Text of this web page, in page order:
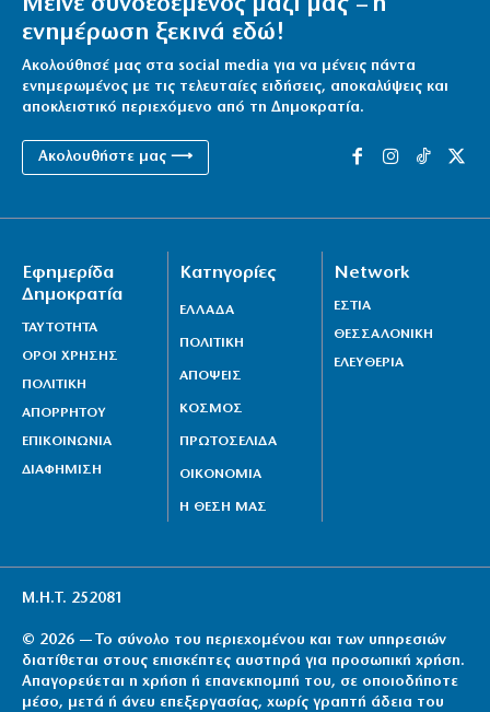
ενημέρωση ξεκινά εδώ!
Ακολούθησέ μας στα social media για να μένεις πάντα
ενημερωμένος με τις τελευταίες ειδήσεις, αποκαλύψεις και
αποκλειστικό περιεχόμενο από τη Δημοκρατία.
Ακολουθήστε μας ⟶
Εφημερίδα
Δημοκρατία
ΤΑΥΤΟΤΗΤΑ
ΟΡΟΙ ΧΡΗΣΗΣ
ΠΟΛΙΤΙΚΗ
ΑΠΟΡΡΗΤΟΥ
ΕΠΙΚΟΙΝΩΝΙΑ
ΔΙΑΦΗΜΙΣΗ
Κατηγορίες
ΕΛΛΑΔΑ
ΠΟΛΙΤΙΚΗ
ΑΠΟΨΕΙΣ
ΚΟΣΜΟΣ
ΠΡΩΤΟΣΕΛΙΔΑ
ΟΙΚΟΝΟΜΙΑ
Η ΘΕΣΗ ΜΑΣ
Network
ΕΣΤΙΑ
ΘΕΣΣΑΛΟΝΙΚΗ
ΕΛΕΥΘΕΡΙΑ
Μ.Η.Τ. 252081
© 2026 — Το σύνολο του περιεχομένου και των υπηρεσιών
διατίθεται στους επισκέπτες αυστηρά για προσωπική χρήση.
Απαγορεύεται η χρήση ή επανεκπομπή του, σε οποιοδήποτε
μέσο, μετά ή άνευ επεξεργασίας, χωρίς γραπτή άδεια του